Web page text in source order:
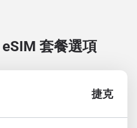
eSIM 套餐選項
捷克